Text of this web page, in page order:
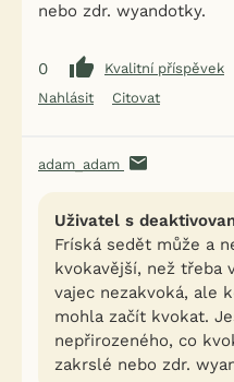
nebo zdr. wyandotky.
0
Kvalitní příspěvek
Nahlásit
Citovat
adam_adam
Uživatel s
Fríská sedět může a
kvokavější, než třeba
vajec nezakvoká, ale
mohla začít kvokat.
nepřirozeného, co
zakrslé nebo zdr.